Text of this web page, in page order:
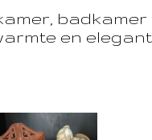
badkamer
en